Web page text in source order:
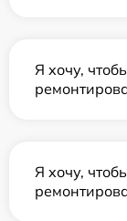
Я хочу,
Я хочу,